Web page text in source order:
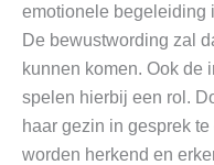
emotionele begeleiding
De bewustwording zal
kunnen komen. Ook de
spelen hierbij een rol.
haar gezin in gesprek
worden herkend en